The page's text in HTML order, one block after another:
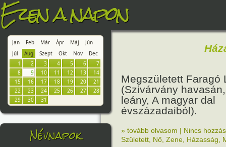
Ezen a napon
Jan Feb Már Ápr Máj
Jún
Júl
Aug Szept Okt Nov
Dec
1
2 3 4 5 6
7
8
9 10 11 12 13
14
15
16 17 18 19 20
21
22
23 24 25 26 27
28
29
30 31
Névnapok
Megszületett Faragó
(Szivárvány
leány, A magyar dal
évszázadaiból).
» tovább olvasom | Nincs
Született Nő Zene Házasság